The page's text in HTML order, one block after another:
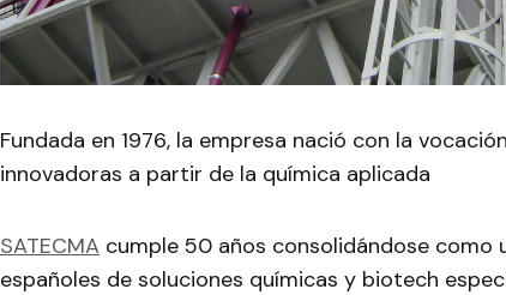
Fundada en 1976, la empresa nació con la
innovadoras a partir de la química aplicada
SATECMA cumple 50 años consolidándose como
españoles de soluciones químicas y biotech